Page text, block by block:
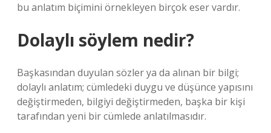
bu anlatım biçimini örnekleyen birçok eser vardır.
Dolaylı söylem nedir?
Başkasından duyulan sözler ya da alınan bir bilgi;
dolaylı anlatım; cümledeki duygu ve düşünce yapısını
değiştirmeden, bilgiyi değiştirmeden, başka bir kişi
tarafından yeni bir cümlede anlatılmasıdır.